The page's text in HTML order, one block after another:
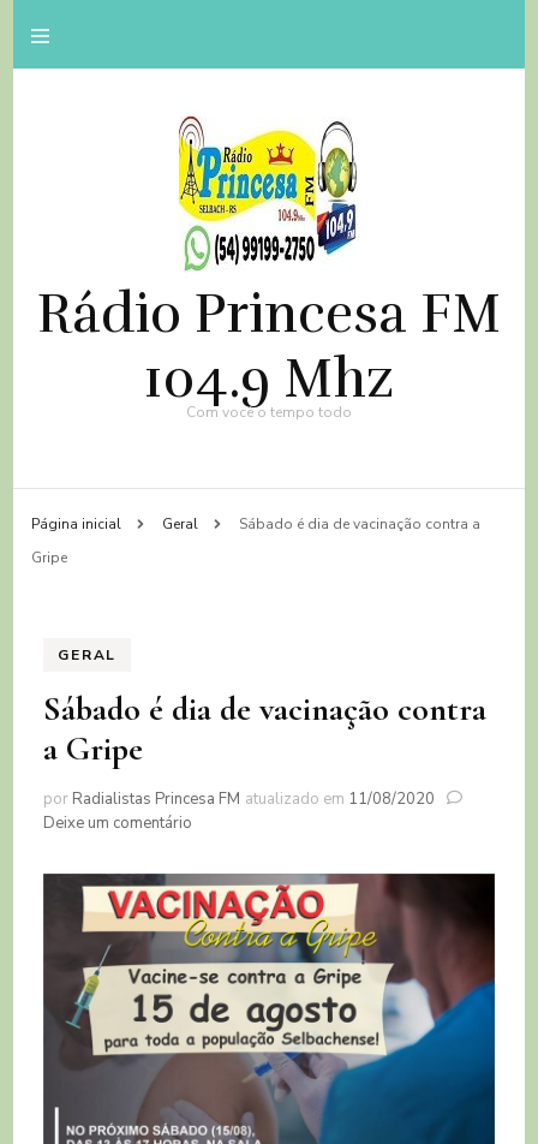
Rádio Princesa FM
104.9 Mhz
Com você o tempo todo
Página inicial Geral
Sábado é dia de vacinação contra a
Gripe
GERAL
Sábado é dia de vacinação contra
a Gripe
por Radialistas Princesa FM atualizado em 11/08/2020
Deixe um comentário
é
dia
de
vacinação
contra
a
Gripe